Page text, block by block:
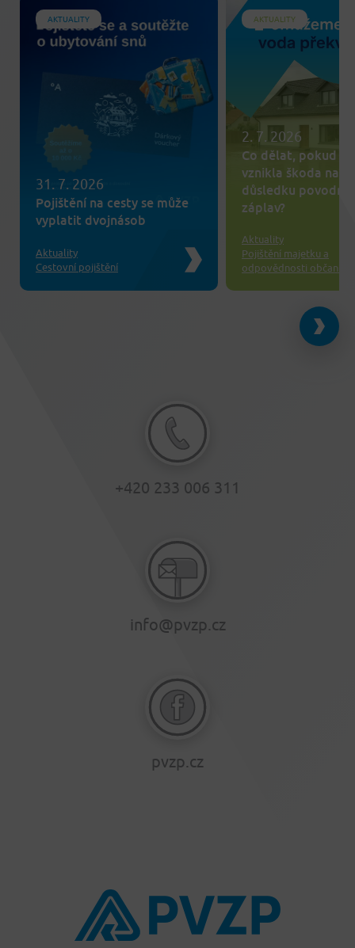
AKTUALITY
31. 7. 2026
Pojištění na cesty se může
vyplatit dvojnásob
Aktuality
Cestovní pojištění
AKTUALITY
2. 7. 2026
Co dělat, pokud
vznikla škoda na
důsledku povodní
záplav?
Aktuality
Pojištění majetku a
odpovědnosti občanů
+420 233 006 311
info@pvzp.cz
pvzp.cz